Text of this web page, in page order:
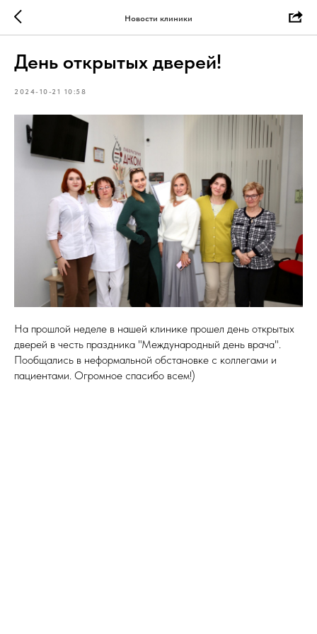
Новости клиники
День открытых дверей!
2024-10-21 10:58
На прошлой неделе в нашей клинике прошел день открытых
дверей в честь праздника "Международный день врача".
Пообщались в неформальной обстановке с коллегами и
пациентами. Огромное спасибо всем!)